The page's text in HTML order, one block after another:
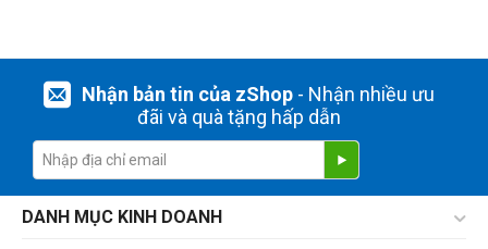
Nhận bản tin của zShop- Nhận nhiều ưu
đãi và quà tặng hấp dẫn
DANH MỤC KINH DOANH